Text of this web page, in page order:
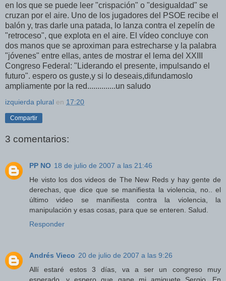
en los que se puede leer "crispación" o "desigualdad" se
cruzan por el aire. Uno de los jugadores del PSOE recibe el
balón y, tras darle una patada, lo lanza contra el zepelín de
"retroceso", que explota en el aire. El vídeo concluye con
dos manos que se aproximan para estrecharse y la palabra
"jóvenes" entre ellas, antes de mostrar el lema del XXIII
Congreso Federal: "Liderando el presente, impulsando el
futuro". espero os guste,y si lo deseais,difundamoslo
ampliamente por la red..............un saludo
izquierda plural en 17:20
Compartir
3 comentarios:
PP NO 18 de julio de 2007 a las 21:46
He visto los dos videos de The New Reds y hay gente de
derechas, que dice que se manifiesta la violencia, no.. el
último video se manifiesta contra la violencia, la
manipulación y esas cosas, para que se enteren. Salud.
Responder
Andrés Vieco 20 de julio de 2007 a las 9:26
Allí estaré estos 3 días, va a ser un congreso muy